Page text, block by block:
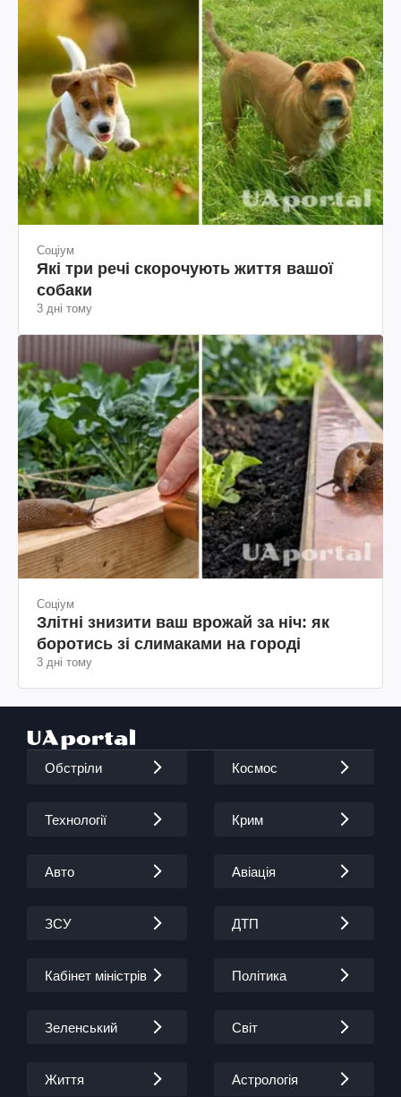
Соціум
Які три речі скорочують життя вашої
собаки
3 дні тому
Соціум
Злітні знизити ваш врожай за ніч: як
боротись зі слимаками на городі
3 дні тому
Обстріли Космос
Технології Крим
Авто Авіація
ЗСУ ДТП
Кабінет міністрів Політика
Зеленський Світ
Життя Астрологія